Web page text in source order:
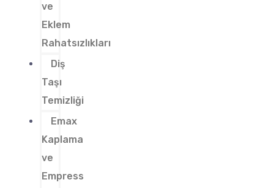
ve
Eklem
Rahatsızlıkları
Diş
Taşı
Temizliği
Emax
Kaplama
ve
Empress